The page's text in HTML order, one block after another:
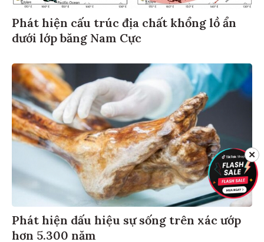
Phát hiện cấu trúc địa chất khổng lồ ẩn
dưới lớp băng Nam Cực
Phát hiện dấu hiệu sự sống trên xác ướp
hơn 5.300 năm
✕